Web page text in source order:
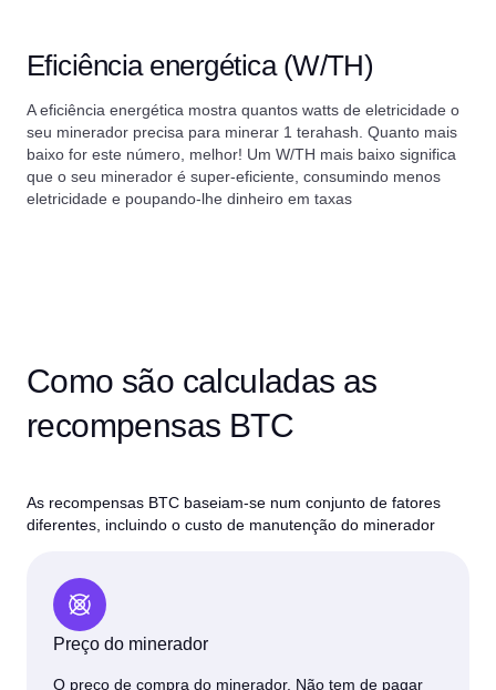
Eficiência energética (W/TH)
A eficiência energética mostra quantos watts de eletricidade o
seu minerador precisa para minerar 1 terahash. Quanto mais
baixo for este número, melhor! Um W/TH mais baixo significa
que o seu minerador é super-eficiente, consumindo menos
eletricidade e poupando-lhe dinheiro em taxas
Como são calculadas as
recompensas BTC
As recompensas BTC baseiam-se num conjunto de fatores
diferentes, incluindo o custo de manutenção do minerador
Preço do minerador
O preço de compra do minerador. Não tem de pagar